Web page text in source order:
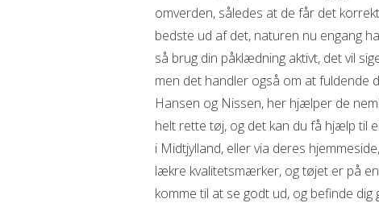
omverden, således at de får det
bedste ud af det, naturen nu engang
så brug din påklædning aktivt, det vil
men det handler også om at fuldende
Hansen og Nissen, her hjælper de
helt rette tøj, og det kan du få hjælp til
i Midtjylland, eller via deres
lækre kvalitetsmærker, og tøjet er på
komme til at se godt ud, og befinde